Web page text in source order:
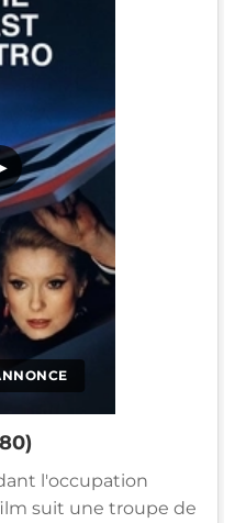
l'occupation
suit une troupe de